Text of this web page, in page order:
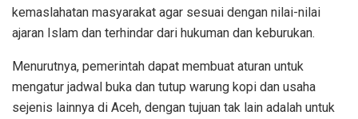
kemaslahatan masyarakat agar sesuai dengan nilai-nilai
ajaran Islam dan terhindar dari hukuman dan keburukan.
Menurutnya, pemerintah dapat membuat aturan untuk
mengatur jadwal buka dan tutup warung kopi dan usaha
sejenis lainnya di Aceh, dengan tujuan tak lain adalah untuk